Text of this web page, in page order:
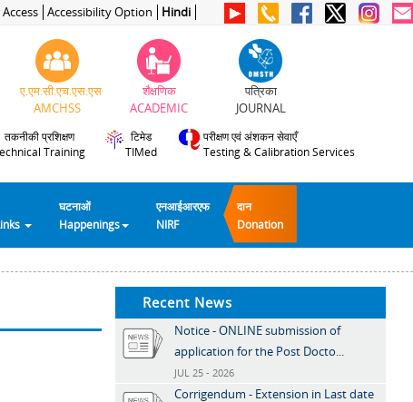
Accessibility Option Hindi
ए.एम.सी.एच.एस.एस
AMCHSS
शैक्षणिक
ACADEMIC
पत्रिका
JOURNAL
तकनीकी प्रशिक्षण
Training
टिमेड
TIMed
परीक्षण एवं अंशकन सेवाएँ
Testing & Calibration Services
घटनाओं
Happenings
एनआईआरएफ
NIRF
दान
Donation
Recent News
Notice - ONLINE submission of
application for the Post Docto...
JUL 25 - 2026
Corrigendum - Extension in Last date